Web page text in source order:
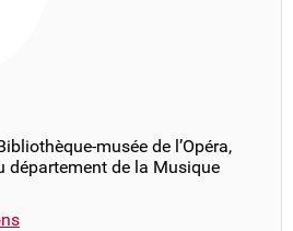
musée de l’Opéra,
département de la Musique